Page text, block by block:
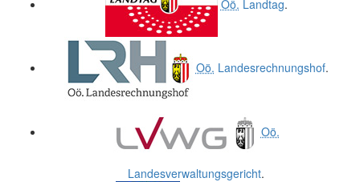
Oö. Landtag.
Oö. Landesrechnungshof.
Oö.
Landesverwaltungsgericht.